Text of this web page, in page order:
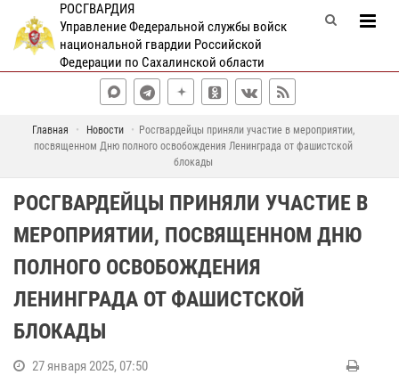
РОСГВАРДИЯ
Управление Федеральной службы войск
национальной гвардии Российской
Федерации по Сахалинской области
Главная Новости
Росгвардейцы приняли участие в мероприятии,
посвященном Дню полного освобождения Ленинграда от фашистской
блокады
РОСГВАРДЕЙЦЫ ПРИНЯЛИ УЧАСТИЕ В
МЕРОПРИЯТИИ, ПОСВЯЩЕННОМ ДНЮ
ПОЛНОГО ОСВОБОЖДЕНИЯ
ЛЕНИНГРАДА ОТ ФАШИСТСКОЙ
БЛОКАДЫ
27 января 2025, 07:50